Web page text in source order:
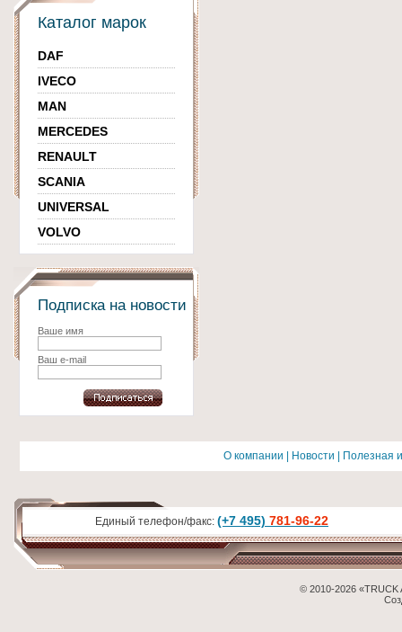
Каталог марок
DAF
IVECO
MAN
MERCEDES
RENAULT
SCANIA
UNIVERSAL
VOLVO
Подписка на новости
Ваше имя
Ваш e-mail
О компании Новости Полезная
Единый телефон/факс: (+7 495) 781-96-22
© 2010-2026